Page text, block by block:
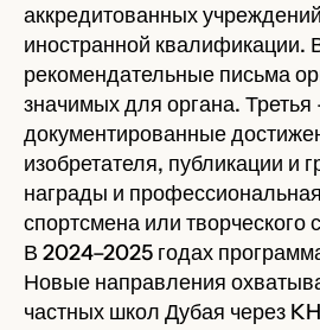
аккредитованных
иностранной квалификации.
рекомендательные письма
значимых для органа.
документированные
изобретателя, публикации и
награды и
спортсмена или творческого
В 2024–2025 годах
Новые направления
частных школ Дубая через